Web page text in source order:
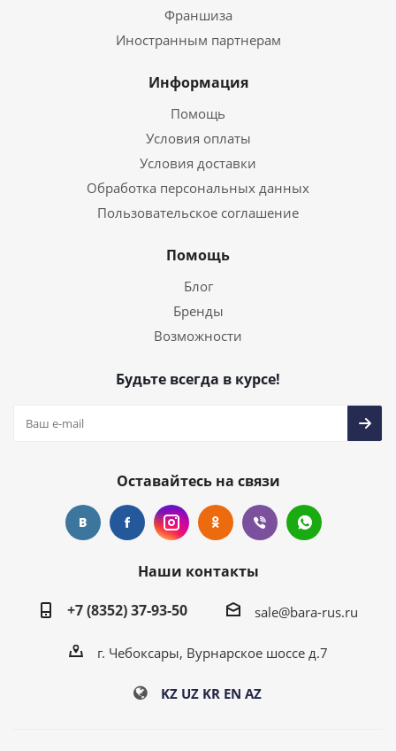
Франшиза
Иностранным партнерам
Информация
Помощь
Условия оплаты
Условия доставки
Обработка персональных данных
Пользовательское соглашение
Помощь
Блог
Бренды
Возможности
Будьте всегда в курсе!
Оставайтесь на связи
Наши контакты
+7 (8352) 37-93-50
sale@bara-rus.ru
г. Чебоксары, Вурнарское шоссе д.7
KZ UZ KR EN AZ